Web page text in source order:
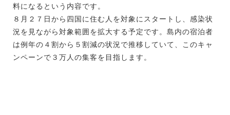
料になるという内容です。
８月２７日から四国に住む人を対象にスタートし、感染状
況を見ながら対象範囲を拡大する予定です。島内の宿泊者
は例年の４割から５割減の状況で推移していて、このキャ
ンペーンで３万人の集客を目指します。